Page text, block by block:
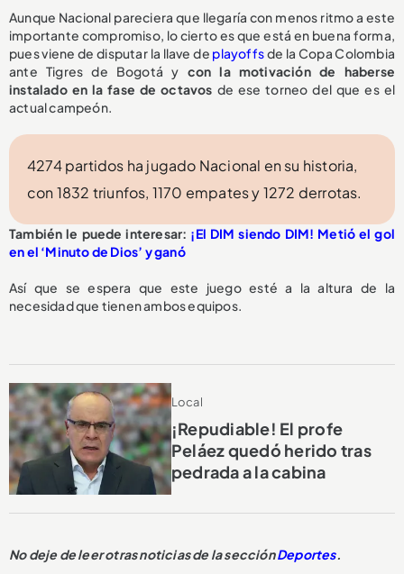
Aunque Nacional pareciera que llegaría con menos ritmo a este
importante compromiso, lo cierto es que está en buena forma,
pues viene de disputar la llave de playoffsde la Copa Colombia
ante Tigres de Bogotá y con la motivación de haberse
instalado en la fase de octavos de ese torneo del que es el
actual campeón.
4274 partidos ha jugado Nacional en su historia,
con 1832 triunfos, 1170 empates y 1272 derrotas.
También le puede interesar: ¡El DIM siendo DIM! Metió el gol
en el ‘Minuto de Dios’ y ganó
Así que se espera que este juego esté a la altura de la
necesidad que tienen ambos equipos.
Local
¡Repudiable! El profe
Peláez quedó herido tras
pedrada a la cabina
No deje de leer otras noticias de la secciónDeportes.